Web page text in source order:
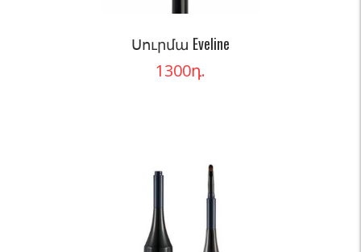
Սուրմա Eveline
1300դ.